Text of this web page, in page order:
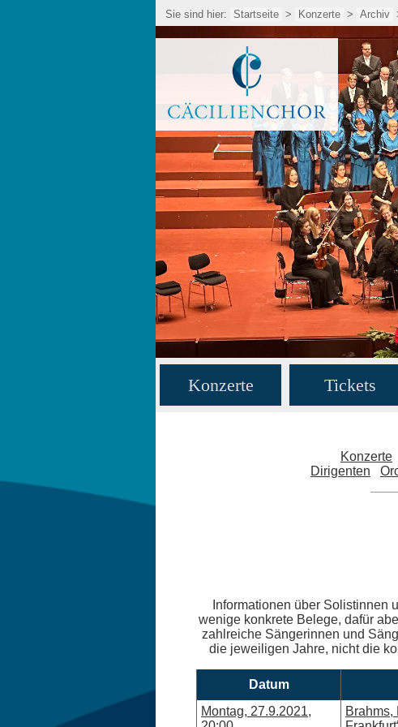
Sie sind hier: Startseite > Konzerte > Archiv
Konzerte Tickets
Konzerte
Dirigenten
Informationen über Solistinnen
wenige konkrete Belege, dafür
zahlreiche Sängerinnen und
die jeweiligen Jahre, nicht die
Datum
Montag, 27.9.2021,
Brahms,